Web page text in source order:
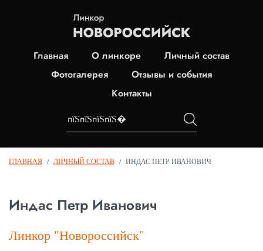
Главная О линкоре
Личный состав
Фотогалерея
Отзывы и события
Контакты
ГЛАВНАЯ / ЛИЧНЫЙ СОСТАВ / ИНДАС ПЕТР ИВАНОВИЧ
Индас Петр Иванович
Линкор "Новороссийск"